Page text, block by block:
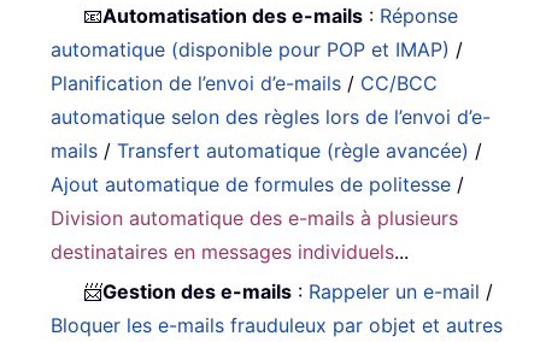
📧Automatisation des e-mails : Réponse
automatique (disponible pour POP et IMAP) /
Planification de l’envoi d’e-mails / CC/BCC
automatique selon des règles lors de l’envoi d’e-
mails /Transfert automatique (règle avancée) /
Ajout automatique de formules de politesse /
Division automatique des e-mails à plusieurs
destinataires en messages individuels...
📨Gestion des e-mails : Rappeler un e-mail /
Bloquer les e-mails frauduleux par objet et autres